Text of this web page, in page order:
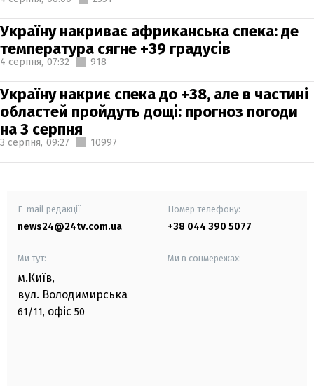
Україну накриває африканська спека: де
температура сягне +39 градусів
4 серпня, 07:32 918
Україну накриє спека до +38, але в частині
областей пройдуть дощі: прогноз погоди
на 3 серпня
3 серпня, 09:27 10997
E-mail редакції
news24@24tv.com.ua
Номер телефону:
+38 044 390 5077
Ми тут:
м.Київ,
вул. Володимирська
61/11, офіс 50
Ми в соцмережах: